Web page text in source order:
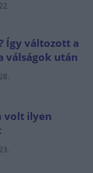
Így változott a
válságok után
volt ilyen